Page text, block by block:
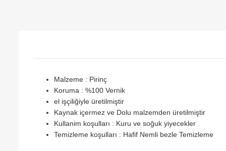
Malzeme : Pirinç
Koruma : %100 Vernik
el işçiliğiyle üretilmiştir
Kaynak içermez ve Dolu malzemden üretilmiştir
Kullanim koşulları : Kuru ve soğuk yiyecekler
Temizleme koşulları : Hafif Nemli bezle Temizleme